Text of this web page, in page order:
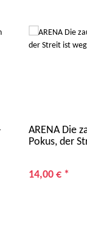
ARENA Die
Pokus, der
14,00 € *